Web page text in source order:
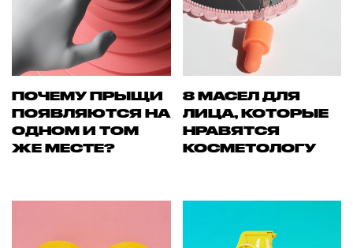
ПОЧЕМУ ПРЫЩИ
ПОЯВЛЯЮТСЯ НА
ОДНОМ И ТОМ
ЖЕ МЕСТЕ?
8 МАСЕЛ ДЛЯ
ЛИЦА, КОТОРЫЕ
НРАВЯТСЯ
КОСМЕТОЛОГУ